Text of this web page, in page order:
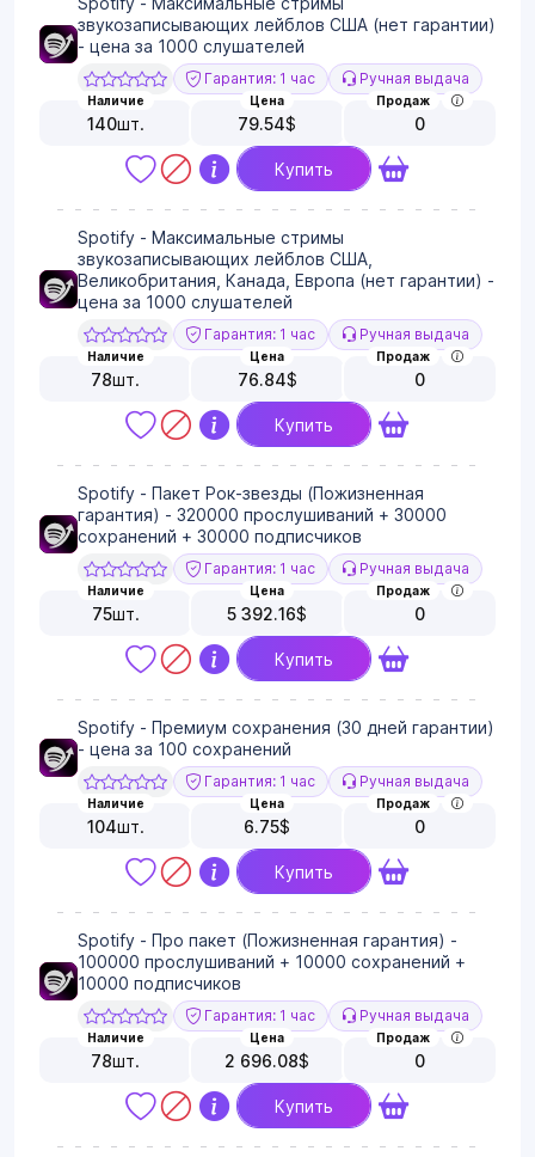
звукозаписывающих лейблов США (нет гарантии)
- цена за 1000 слушателей
Гарантия: 1 час Ручная выдача
Наличие
140шт.
Цена
79.54$
Продаж
0
Купить
Spotify - Максимальные стримы
звукозаписывающих лейблов США,
Великобритания, Канада, Европа (нет гарантии) -
цена за 1000 слушателей
Гарантия: 1 час Ручная выдача
Наличие
78шт.
Цена
76.84$
Продаж
0
Купить
Spotify - Пакет Рок-звезды (Пожизненная
гарантия) - 320000 прослушиваний + 30000
сохранений + 30000 подписчиков
Гарантия: 1 час Ручная выдача
Наличие
75шт.
Цена
5 392.16$
Продаж
0
Купить
Spotify - Премиум сохранения (30 дней гарантии)
- цена за 100 сохранений
Гарантия: 1 час Ручная выдача
Наличие
104шт.
Цена
6.75$
Продаж
0
Купить
Spotify - Про пакет (Пожизненная гарантия) -
100000 прослушиваний + 10000 сохранений +
10000 подписчиков
Гарантия: 1 час Ручная выдача
Наличие
78шт.
Цена
2 696.08$
Продаж
0
Купить